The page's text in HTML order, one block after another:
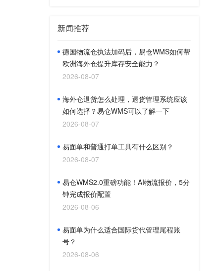
新闻推荐
德国物流仓执法加码后，易仓WMS如何帮
欧洲海外仓提升库存安全能力？
2026-08-07
海外仓退货怎么处理，退货管理系统应该
如何选择？易仓WMS可以了解一下
2026-08-07
易面单和普通打单工具有什么区别？
2026-08-07
易仓WMS2.0重磅功能！AI物流报价，5分
钟完成报价配置
2026-08-06
易面单为什么适合国际货代管理尾程账
号？
2026-08-06